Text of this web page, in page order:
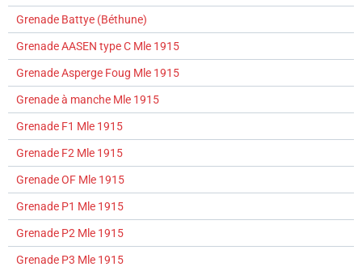
Grenade Battye (Béthune)
Grenade AASEN type C Mle 1915
Grenade Asperge Foug Mle 1915
Grenade à manche Mle 1915
Grenade F1 Mle 1915
Grenade F2 Mle 1915
Grenade OF Mle 1915
Grenade P1 Mle 1915
Grenade P2 Mle 1915
Grenade P3 Mle 1915